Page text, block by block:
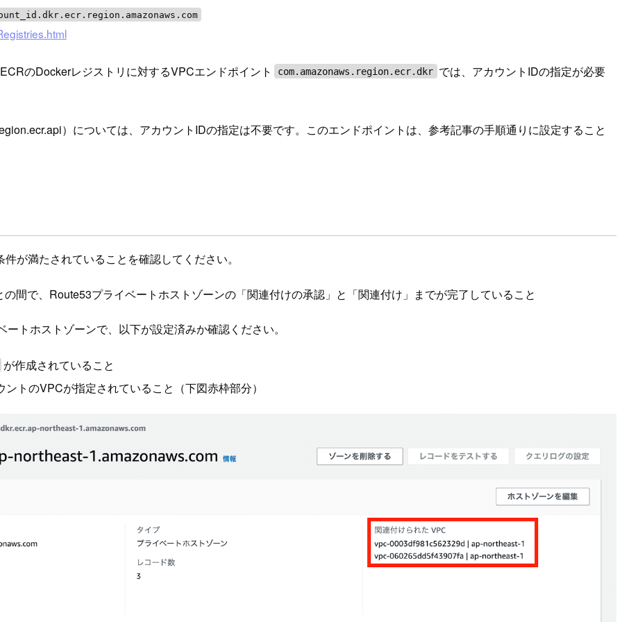
のDockerレジストリに対するVPCエンドポイント com.amazonaws.region.ecr.dkr では、アカウントIDの指定が必要
）については、アカウントIDの指定は不要です。このエンドポイントは、参考記事の手順通りに設定すること
が満たされていることを確認してください。
間で、Route53プライベートホストゾーンの「関連付けの承認」と「関連付け」までが完了していること
トホストゾーンで、以下が設定済みか確認ください。
が作成されていること
トのVPCが指定されていること（下図赤枠部分）